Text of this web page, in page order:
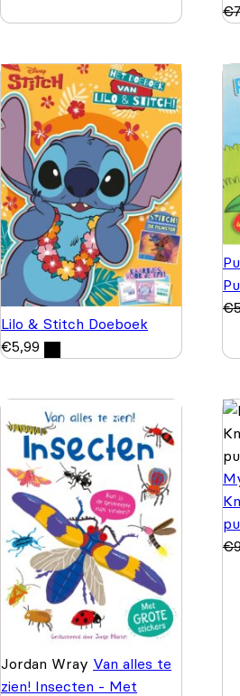
€
Lilo & Stitch Doeboek
€5,99
€
Jordan Wray Van alles te
zien! Insecten - Met
€